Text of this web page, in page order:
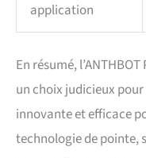
application
En résumé,
un choix judicieux
innovante et efficace
technologie de pointe,